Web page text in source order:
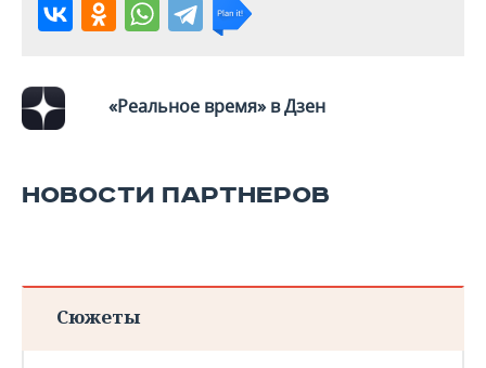
ХОККЕЙ С МЯЧОМ
ПРОИСШЕСТВИЯ
«Реальное время» в Дзен
НОВОСТИ ПАРТНЕРОВ
Сюжеты